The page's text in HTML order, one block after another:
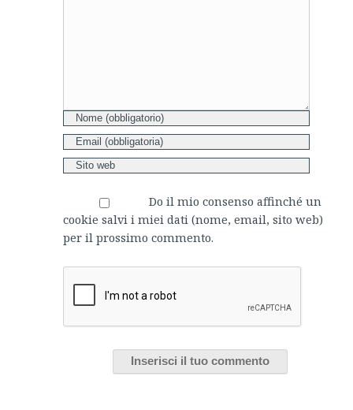
Do il mio consenso affinché un
cookie salvi i miei dati (nome, email, sito web)
per il prossimo commento.